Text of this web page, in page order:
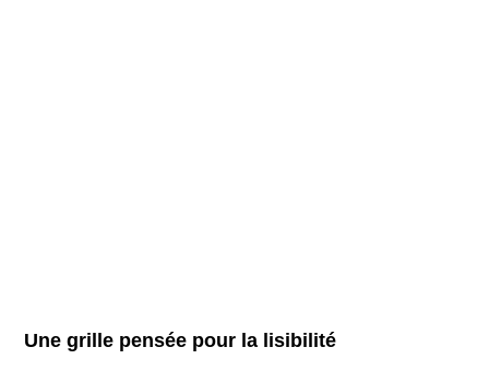
Une grille pensée pour la lisibilité